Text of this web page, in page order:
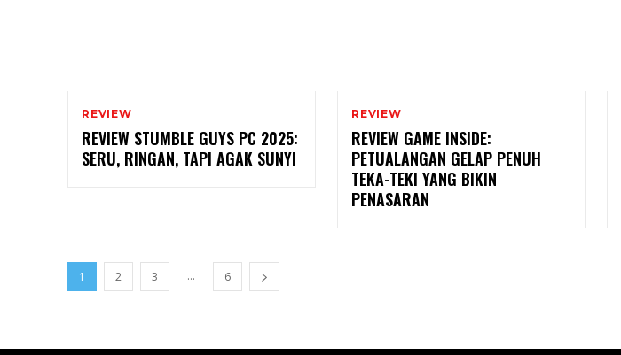
REVIEW
REVIEW STUMBLE GUYS PC 2025:
SERU, RINGAN, TAPI AGAK SUNYI
REVIEW
REVIEW GAME INSIDE:
PETUALANGAN GELAP PENUH
TEKA-TEKI YANG BIKIN
PENASARAN
1 2 3 ... 6